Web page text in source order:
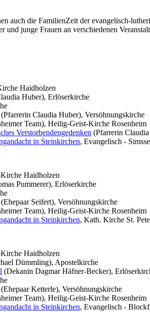
auch die FamilienZeit der evangelisch-
und junge Frauen an verschiedenen
Haidholzen
Huber), Erlöserkirche
(Pfarrerin Claudia Huber), Versöhnungskirche
Team), Heilig-Geist-Kirche Rosenheim
Verstorbendengedenken (Pfarrerin
in Steinkirchen, Evangelisch -
Haidholzen
Pummerer), Erlöserkirche
(Ehepaar Seifert), Versöhnungskirche
Team), Heilig-Geist-Kirche Rosenheim
in Steinkirchen, Kath. Kirche St.
Haidholzen
Dümmling), Apostelkirche
(Dekanin Dagmar Häfner-Becker),
(Ehepaar Ketterle), Versöhnungskirche
Team), Heilig-Geist-Kirche Rosenheim
in Steinkirchen, Evangelisch -